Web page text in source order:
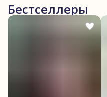
Бестселлеры